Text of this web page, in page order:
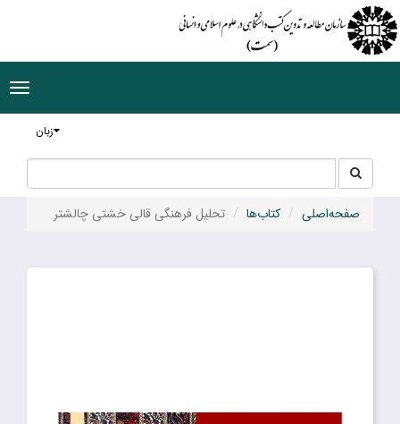
زبان
جستجو
در
سایت
صفحه‌اصلی کتاب‌ها تحلیل فرهنگی قالی خشتی چالشتر